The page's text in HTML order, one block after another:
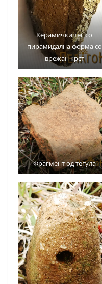
Керамички тег со
пирамидална форма со
врежан крст
Фрагмент од тегула